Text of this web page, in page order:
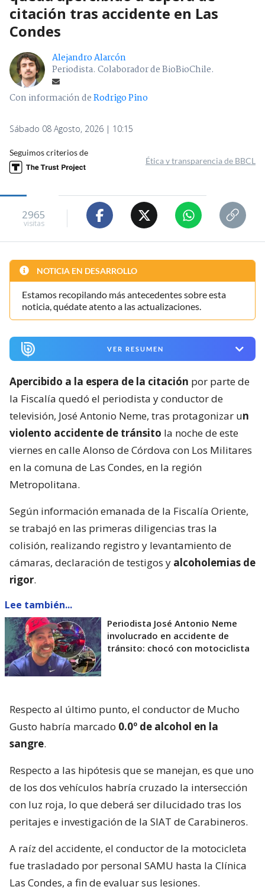
citación tras accidente en Las
Condes
Alejandro Alarcón
Periodista. Colaborador de BioBioChile.
Con información deRodrigo Pino
Sábado 08 Agosto, 2026 | 10:15
Seguimos criterios de
Ética y transparencia de BBCL
2965
visitas
NOTICIA EN DESARROLLO
Estamos recopilando más antecedentes sobre esta
noticia, quédate atento a las actualizaciones.
VER RESUMEN
Apercibido a la espera de la citación por parte de
la Fiscalía quedó el periodista y conductor de
televisión, José Antonio Neme, tras protagonizar un
violento accidente de tránsito la noche de este
viernes en calle Alonso de Córdova con Los Militares
en la comuna de Las Condes, en la región
Metropolitana.
Según información emanada de la Fiscalía Oriente,
se trabajó en las primeras diligencias tras la
colisión, realizando registro y levantamiento de
cámaras, declaración de testigos y alcoholemias de
rigor.
Lee también...
Periodista José Antonio Neme
involucrado en accidente de
tránsito: chocó con motociclista
Respecto al último punto, el conductor de Mucho
Gusto habría marcado 0.0º de alcohol en la
sangre.
Respecto a las hipótesis que se manejan, es que uno
de los dos vehículos habría cruzado la intersección
con luz roja, lo que deberá ser dilucidado tras los
peritajes e investigación de la SIAT de Carabineros.
A raíz del accidente, el conductor de la motocicleta
fue trasladado por personal SAMU hasta la Clínica
Las Condes, a fin de evaluar sus lesiones.